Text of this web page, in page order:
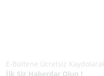
E-Bültene Ücretsiz
İlk Siz Haberdar Olun !